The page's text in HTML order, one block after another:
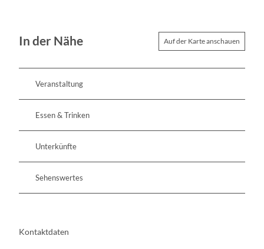
In der Nähe Auf der Karte anschauen
Veranstaltung
Essen & Trinken
Unterkünfte
Sehenswertes
Kontaktdaten